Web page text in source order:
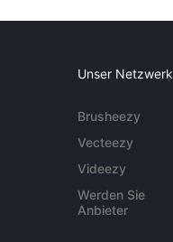
Unser Netzwerk
Brusheezy
Vecteezy
Videezy
Werden Sie
Anbieter